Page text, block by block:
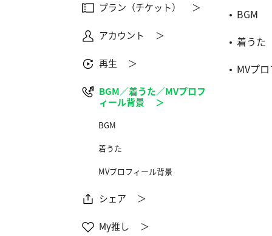
プラン（チケット） ＞
アカウント ＞
再生 ＞
BGM／着うた／MVプロフ
ィール背景 ＞
BGM
着うた
MVプロフィール背景
シェア ＞
My推し ＞
BGM
着うた
MVプ